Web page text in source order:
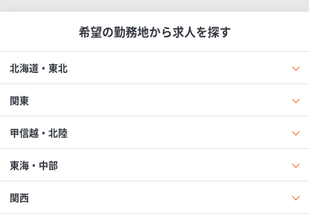
希望の勤務地から求人を探す
北海道・東北
関東
甲信越・北陸
東海・中部
関西